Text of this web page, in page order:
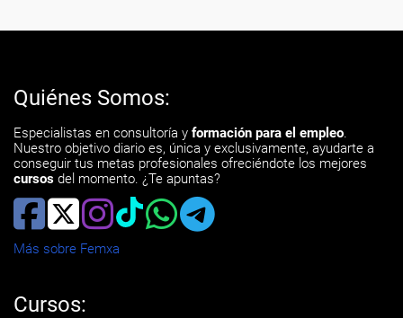
Quiénes Somos:
Especialistas en consultoría y formación para el empleo.
Nuestro objetivo diario es, única y exclusivamente, ayudarte a
conseguir tus metas profesionales ofreciéndote los mejores
cursos del momento. ¿Te apuntas?
Más sobre Femxa
Cursos: